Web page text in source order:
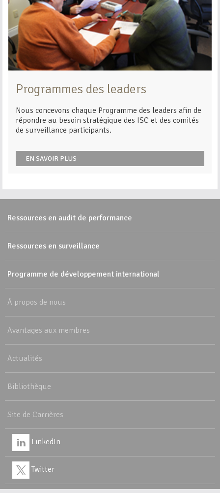
Programmes des leaders
Nous concevons chaque Programme des leaders afin de
répondre au besoin stratégique des ISC et des comités
de surveillance participants.
EN SAVOIR PLUS
Ressources en audit de performance
Ressources en surveillance
Programme de développement international
À propos de nous
Avantages aux membres
Actualités
Bibliothèque
Site de Carrières
LinkedIn
Twitter